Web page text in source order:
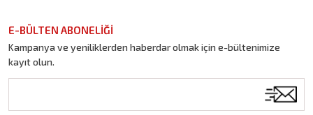
E-BÜLTEN ABONELİĞİ
Kampanya ve yeniliklerden haberdar olmak için e-bültenimize
kayıt olun.